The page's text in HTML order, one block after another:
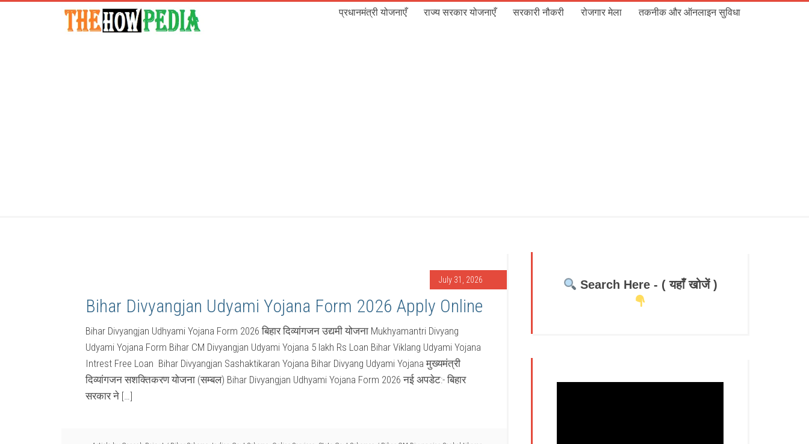
प्रधानमंत्री योजनाएँ राज्य सरकार योजनाएँ सरकारी नौकरी रोजगार मेला तकनीक और ऑनलाइन सुविधा
July 31, 2026
Bihar Divyangjan Udyami Yojana Form 2026 Apply Online
Bihar Divyangjan Udhyami Yojana Form 2026 बिहार दिव्यांगजन उद्यमी योजना Mukhyamantri Divyang
Udyami Yojana Form Bihar CM Divyangjan Udyami Yojana 5 lakh Rs Loan Bihar Viklang Udyami Yojana
Intrest Free Loan Bihar Divyangjan Sashaktikaran Yojana Bihar Divyang Udyami Yojana मुख्यमंत्री
दिव्यांगजन सशक्तिकरण योजना (सम्बल) Bihar Divyangjan Udhyami Yojana Form 2026 नई अपडेट:- बिहार
सरकार ने […]
Search Here - ( यहाँ खोजें )